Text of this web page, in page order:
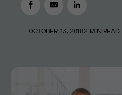
OCTOBER 23, 20182 MIN READ